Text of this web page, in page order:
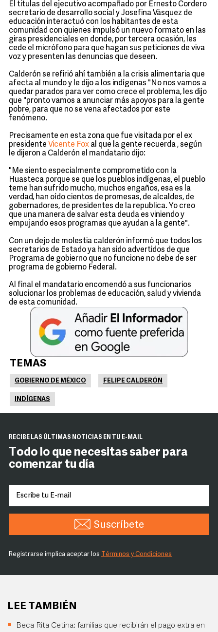
El titulas del ejecutivo acompañado por Ernesto Cordero
secretario de desarrollo social y Josefina Vásquez de
educación interactuó con los habitantes de esta
comunidad con quienes impulsó un nuevo formato en las
giras presidenciales en donde, por tercera ocasión, les
cede el micrófono para que hagan sus peticiones de viva
voz y presenten las denuncias que deseen.
Calderón se refirió ahí también a la crisis alimentaria que
afecta al mundo y le dijo a los indígenas "No nos vamos a
quedar parados para ver como crece el problema, les dijo
que "pronto vamos a anunciar más apoyos para la gente
pobre, para que no se vena afectados por este
fenómeno.
Precisamente en esta zona que fue visitada por el ex
presidente Vicente Fox al que la gente recuerda , según
le dijeron a Calderón el mandatario dijo:
"Me siento especialmente comprometido con la
Huasteca porque se que los pueblos indígenas, el pueblo
teme han sufrido mucho, muchos engaños, esa es la
verdad, han oído cientos de promesas, de alcaldes, de
gobernadores, de presidentes de la republica. Yo creo
que una manera de salvar esta deuda es viniendo y
empujando esos programas que ayudan a la gente".
Con un dejo de molestia calderón informó que todos los
secretarios de Estado ya han sido advertidos de que
Programa de gobierno que no funcione no debe de ser
programa de gobierno Federal.
Al final el mandatario encomendó a sus funcionarios
solucionar los problemas de educación, salud y vivienda
de esta comunidad.
TEMAS
GOBIERNO DE MÉXICO FELIPE CALDERÓN
INDÍGENAS
RECIBE LAS ÚLTIMAS NOTICIAS EN TU E-MAIL
Todo lo que necesitas saber para
comenzar tu día
Suscríbete
Registrarse implica aceptar los Términos y Condiciones
LEE TAMBIÉN
Beca Rita Cetina: familias que recibirán el pago extra en